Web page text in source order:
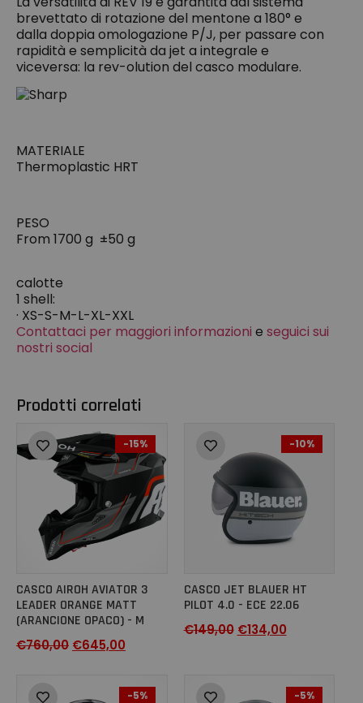
brevettato di rotazione del mentone a 180° e
dalla doppia omologazione P/J, per passare con
rapidità e semplicità da jet a integrale e
viceversa: la rev-olution del casco modulare.
MATERIALE
Thermoplastic HRT
PESO
From 1700 g ±50 g
calotte
1 shell:
· XS-S-M-L-XL-XXL
Contattaci per maggiori informazioni e seguici sui
nostri social
Prodotti correlati
-15%
CASCO AIROH AVIATOR 3
LEADER ORANGE MATT
(ARANCIONE OPACO) - M
€760,00 €645,00
-10%
CASCO JET BLAUER HT
PILOT 4.0 - ECE 22.06
€149,00 €134,00
-5% -5%